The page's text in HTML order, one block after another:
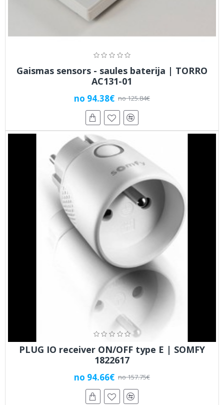
Gaismas sensors - saules baterija | TORRO
AC131-01
no 94.38€ no 125.84€
PLUG IO receiver ON/OFF type E | SOMFY
1822617
no 94.66€ no 157.75€